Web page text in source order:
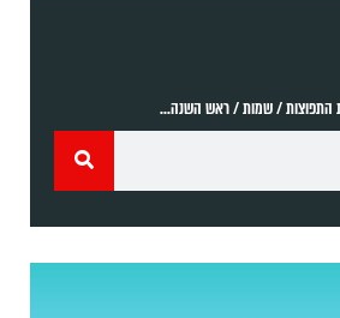
התפוצות / שמות / ראש השנה...